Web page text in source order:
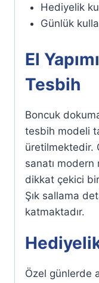
Hediyelik
Günlük
El
Tesbih
Boncuk
tesbih modeli
üretilmektedir.
sanatı
dikkat çekici bir
Şık sallama
katmaktadır.
Özel günlerde